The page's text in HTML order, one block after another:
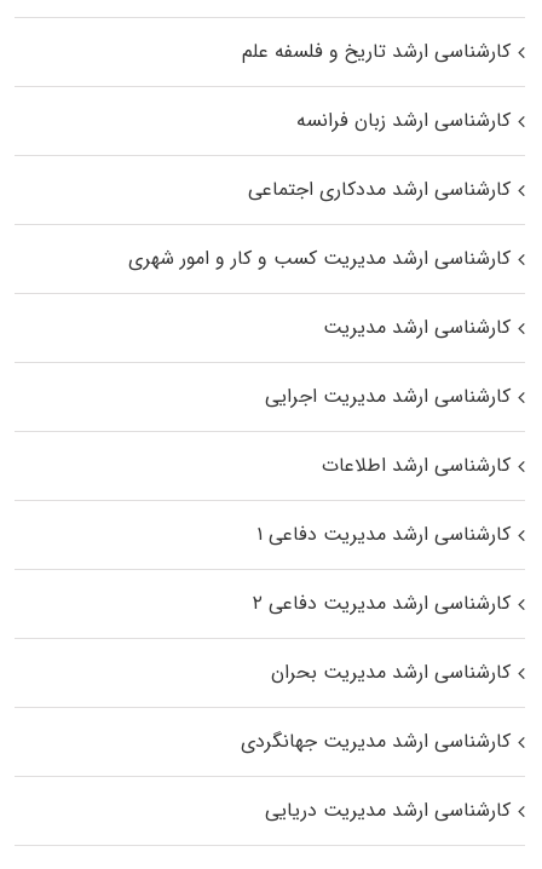
کارشناسی ارشد تاریخ و فلسفه علم
کارشناسی ارشد زبان فرانسه
کارشناسی ارشد مددکاری اجتماعی
کارشناسی ارشد مدیریت کسب و کار و امور شهری
کارشناسی ارشد مدیریت
کارشناسی ارشد مدیریت اجرایی
کارشناسی ارشد اطلاعات
کارشناسی ارشد مدیریت دفاعی ۱
کارشناسی ارشد مدیریت دفاعی ۲
کارشناسی ارشد مدیریت بحران
کارشناسی ارشد مدیریت جهانگردی
کارشناسی ارشد مدیریت دریایی